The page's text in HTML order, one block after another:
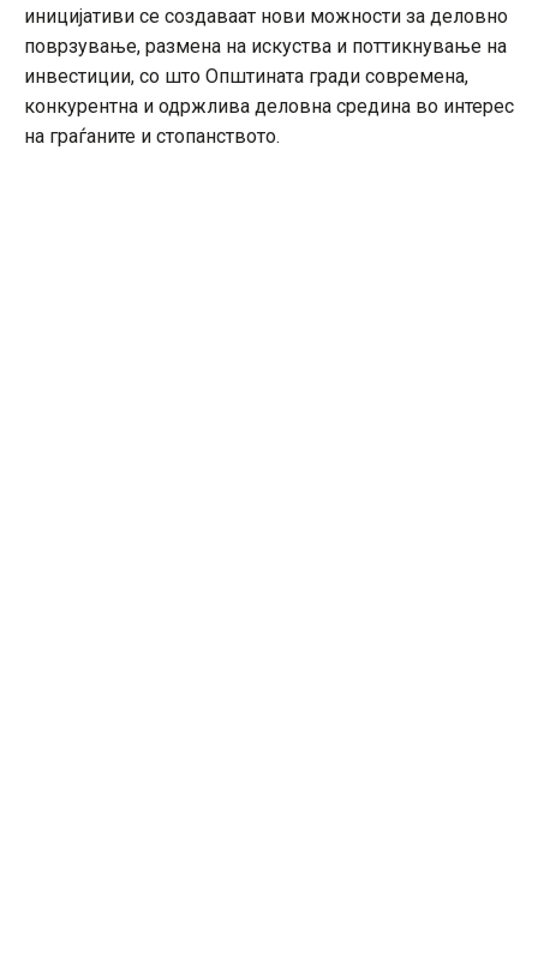
иницијативи се создаваат нови можности за деловно
поврзување, размена на искуства и поттикнување на
инвестиции, со што Oпштината гради современа,
конкурентна и одржлива деловна средина во интерес
на граѓаните и стопанството.